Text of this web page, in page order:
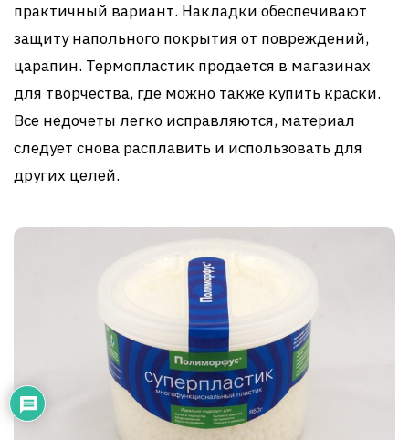
практичный вариант. Накладки обеспечивают
защиту напольного покрытия от повреждений,
царапин. Термопластик продается в магазинах
для творчества, где можно также купить краски.
Все недочеты легко исправляются, материал
следует снова расплавить и использовать для
других целей.